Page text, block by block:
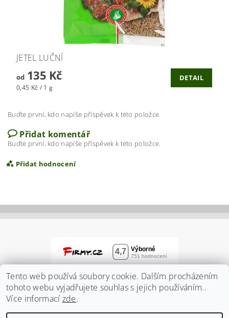
JETEL LUČNÍ
od135 Kč
0,45 Kč / 1 g
DETAIL
Buďte první, kdo napíše příspěvek k této položce.
Přidat komentář
Buďte první, kdo napíše příspěvek k této položce.
Přidat hodnocení
Tento web používá soubory cookie. Dalším procházením
tohoto webu vyjadřujete souhlas s jejich používáním..
Více informací zde.